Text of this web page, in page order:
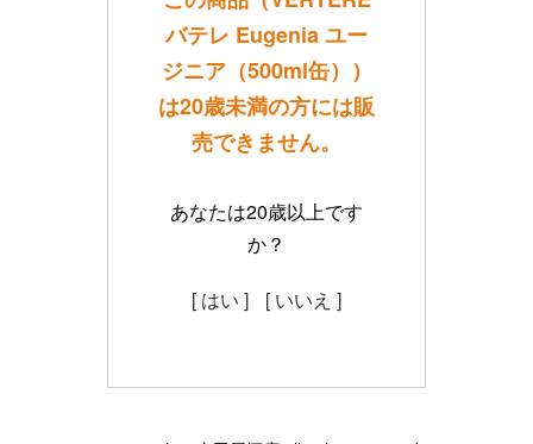
バテレ Eugenia ユー
ジニア（500ml缶））
は20歳未満の方には販
売できません。
あなたは20歳以上です
か？
[ はい ] [ いいえ ]